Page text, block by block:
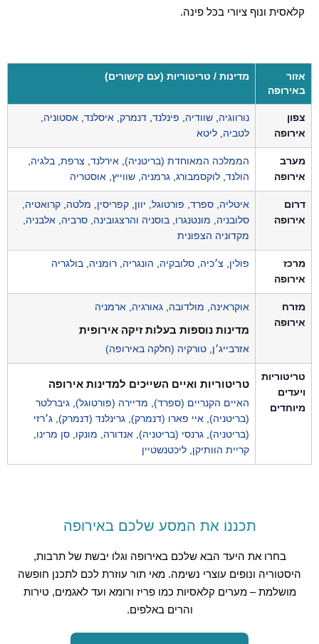
קלאסית ונוף ציורי בכל פינה.
אזור
באירופה
מדינות / טריטוריות (עם קישורים)
צפון
אירופה
נורווגיה, שוודיה, פינלנד, דנמרק, איסלנד, אסטוניה,
לטביה, ליטא
מערב
אירופה
הממלכה המאוחדת (בריטניה), אירלנד, צרפת, בלגיה,
הולנד, לוקסמבורג, גרמניה, שווייץ, אוסטריה
דרום
אירופה
איטליה, ספרד, פורטוגל, יוון, קפריסין, מלטה, קרואטיה,
סלובניה, מונטנגרו, בוסניה והרצגובינה, סרביה, אלבניה,
מקדוניה הצפונית
מרכז
אירופה
פולין, צ׳כיה, סלובקיה, הונגריה, רומניה, בולגריה
מזרח
אירופה
אוקראינה, מולדובה, גאורגיה, ארמניה
מדינות נוספות בעלות זיקה אירופית
אזרבייג׳ן, טורקיה (חלקה באירופה)
טריטוריות
ויעדים
מיוחדים
טריטוריות ואיים השייכים למדינות אירופה
האיים הקנריים (ספרד), מדיירה (פורטוגל), גיברלטר
(בריטניה), איי פארו (דנמרק), גרינלנד (דנמרק), ג׳רזי
(בריטניה), גרנסי (בריטניה), אנדורה, מונקו, סן מרינו,
קריית הוותיקן, ליכטנשטיין
תכננו את המסע שלכם באירופה
בחרו את היעד הבא שלכם באירופה וגלו יבשת של תרבות,
היסטוריה ונופים עוצרי נשימה. מאי תור עוזרת לכם לתכנן חופשה
מושלמת – מערים קלאסיות כמו פריז ורומא ועד לאגמים, טירות
והרים באלפים.